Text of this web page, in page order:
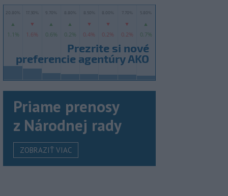
Priame prenosy
z Národnej rady
ZOBRAZIŤ VIAC